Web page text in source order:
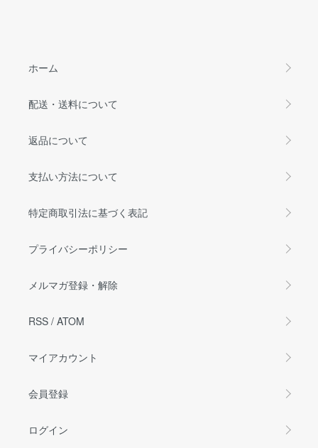
ホーム
配送・送料について
返品について
支払い方法について
特定商取引法に基づく表記
プライバシーポリシー
メルマガ登録・解除
RSS / ATOM
マイアカウント
会員登録
ログイン